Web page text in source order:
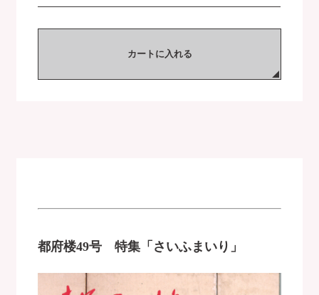
カートに入れる
都府楼49号 特集「さいふまいり」